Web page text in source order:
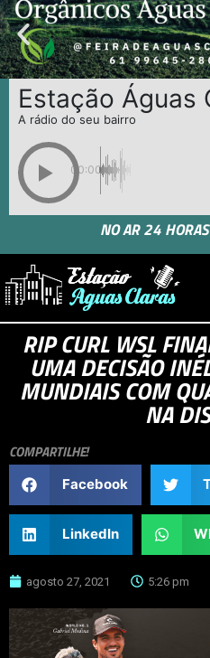
Estação Águas
A rádio do seu bairro
00:00
NO AR 24
RIP CURL WSL
UMA DECISÃO
MUNDIAIS COM
NA
COMPARTILHE!
Facebook
LinkedIn
agosto 27, 2021 5:26 pm